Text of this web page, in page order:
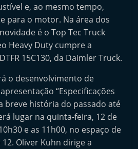
e, ao mesmo tempo,
para o motor. Na área dos
é o Top Tec Truck
Heavy Duty cumpre a
15C130, da Daimler Truck.
o desenvolvimento de
“Especificações
breve história do passado até
lugar na quinta-feira, 12 de
e as 11h00, no espaço de
Oliver Kuhn dirige a